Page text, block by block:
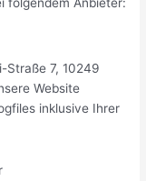
Straße 7, 10249
Website
inklusive Ihrer